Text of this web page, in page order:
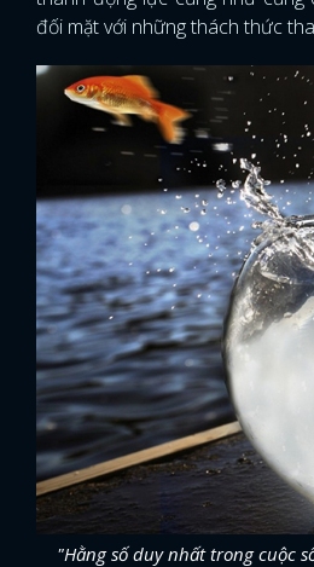
đối mặt với những thách thức
"Hằng số duy nhất trong cuộc